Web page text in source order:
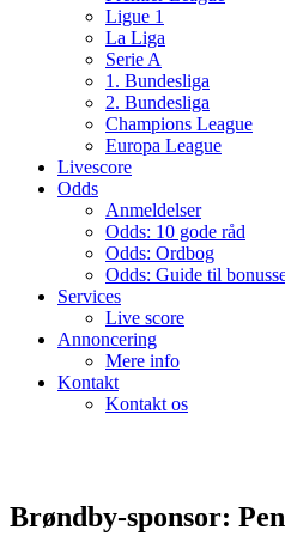
Ligue 1
La Liga
Serie A
1. Bundesliga
2. Bundesliga
Champions League
Europa League
Livescore
Odds
Anmeldelser
Odds: 10 gode råd
Odds: Ordbog
Odds: Guide til
Services
Live score
Annoncering
Mere info
Kontakt
Kontakt os
Brøndby-sponsor: